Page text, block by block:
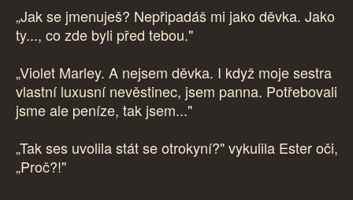
„Jak se jmenuješ? Nepřipadáš mi jako děvka. Jako
ty..., co zde byli před tebou."
„Violet Marley. A nejsem děvka. I když moje sestra
vlastní luxusní nevěstinec, jsem panna. Potřebovali
jsme ale peníze, tak jsem..."
„Tak ses uvolila stát se otrokyní?" vykulila Ester oči,
„Proč?!"